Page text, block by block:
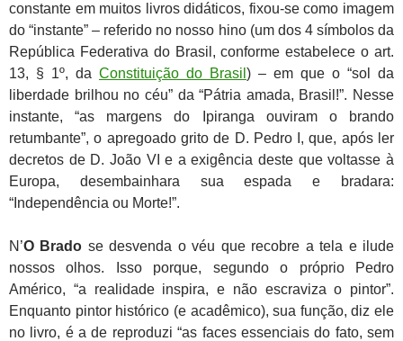
constante em muitos livros didáticos, fixou-se como imagem
do “instante” – referido no nosso hino (um dos 4 símbolos da
República Federativa do Brasil, conforme estabelece o art.
13, § 1º, da Constituição do Brasil ) – em que o “sol da
liberdade brilhou no céu” da “Pátria amada, Brasil!”. Nesse
instante, “as margens do Ipiranga ouviram o brando
retumbante”, o apregoado grito de D. Pedro I, que, após ler
decretos de D. João VI e a exigência deste que voltasse à
Europa, desembainhara sua espada e bradara:
“Independência ou Morte!”.
N’O Brado se desvenda o véu que recobre a tela e ilude
nossos olhos. Isso porque, segundo o próprio Pedro
Américo, “a realidade inspira, e não escraviza o pintor”.
Enquanto pintor histórico (e acadêmico), sua função, diz ele
no livro, é a de reproduzi “as faces essenciais do fato, sem